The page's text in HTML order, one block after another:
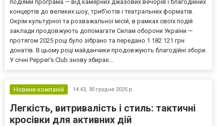
подіями програма — від камерних джазових вечорів і благодійних
концертів до великих шоу, триб’ютів і театральних форматів.
Окрім культурної та розважальної місій, в рамках своїх подій
заклади продовжують допомагати Силам оборони України —
протягом 2025 році було зібрано та передано 1 182 121 грн
донатів. В цьому році майданчики продовжують благодійні збори.
У січні Pepper’s Club знову збирає...
Новини компаній 14:43, 30 грудня 2025 р.
Легкість, витривалість і стиль: тактичні
кросівки для активних дій